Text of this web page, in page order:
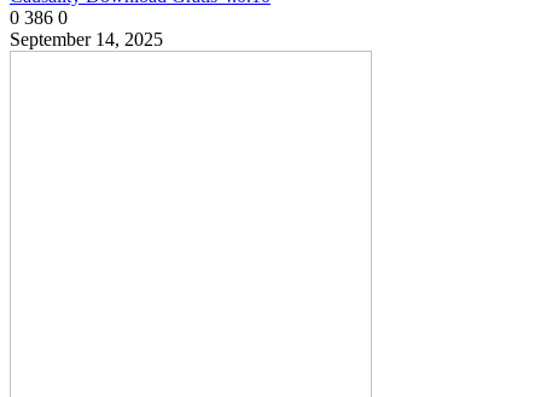
0 386 0
September 14, 2025